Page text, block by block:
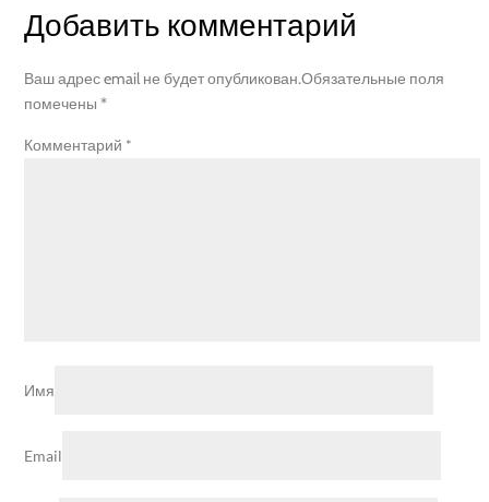
Добавить комментарий
Ваш адрес email не будет опубликован.Обязательные поля
помечены*
Комментарий *
Имя
Email